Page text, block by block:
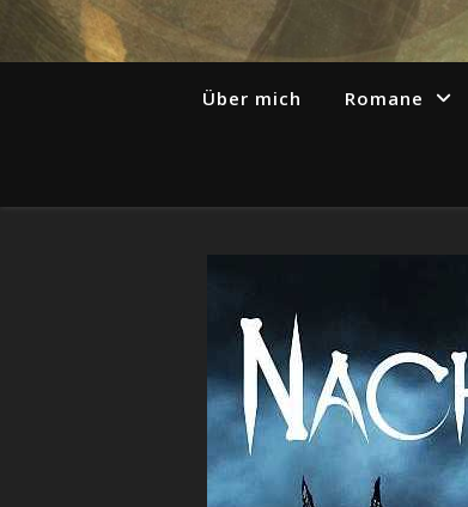
Über mich Romane